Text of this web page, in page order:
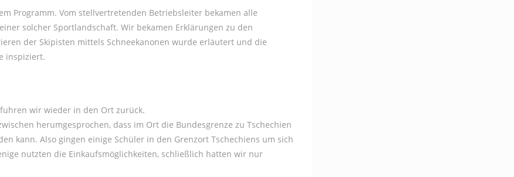
Programm. Vom stellvertretenden Betriebsleiter bekamen alle
solcher Sportlandschaft. Wir bekamen Erklärungen zu den
der Skipisten mittels Schneekanonen wurde erläutert und die
inspiziert.
wir wieder in den Ort zurück.
herumgesprochen, dass im Ort die Bundesgrenze zu Tschechien
kann. Also gingen einige Schüler in den Grenzort Tschechiens um sich
nutzten die Einkaufsmöglichkeiten, schließlich hatten wir nur